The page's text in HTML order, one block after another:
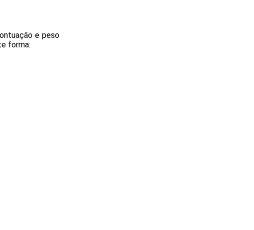
e peso
forma: